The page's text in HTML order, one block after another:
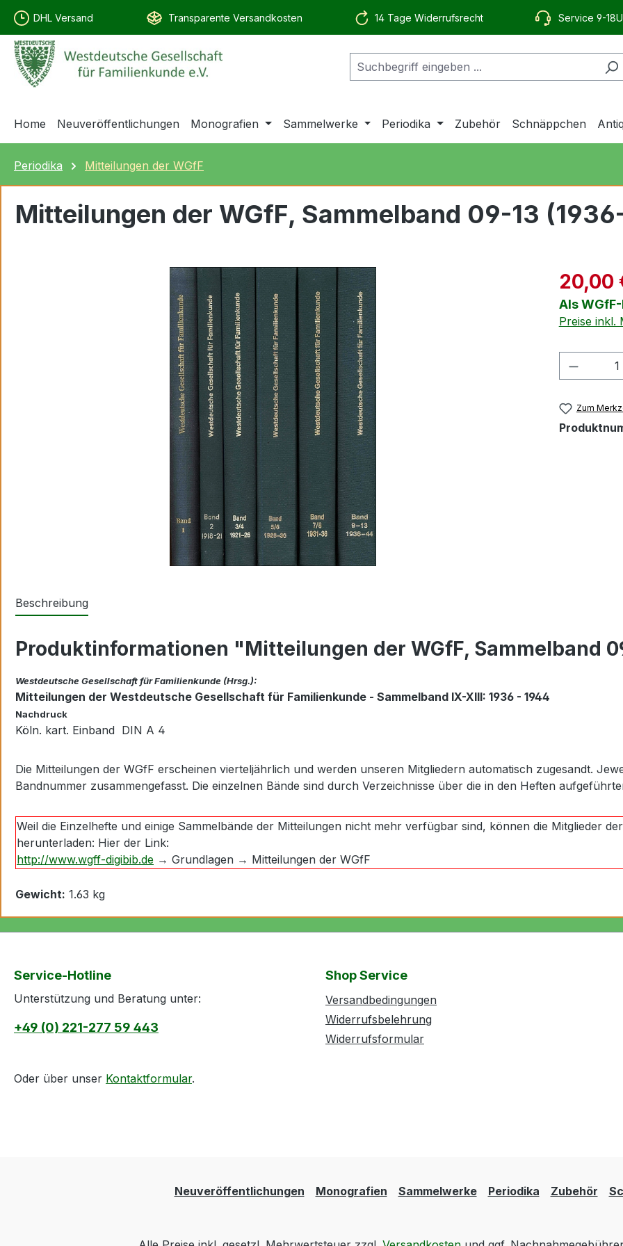
Zur Hauptnavigation springen
DHL Versand Transparente Versandkosten 14 Tage Widerrufsrecht Service 9-
Home Neuveröffentlichungen Monografien Sammelwerke Periodika Zubehör Schnäppchen
Periodika Mitteilungen der WGfF
Mitteilungen der WGfF, Sammelband 09-13
20,00
Als
Preise inkl.
Zum
Beschreibung
Produktinformationen "Mitteilungen der WGfF, Sammelband
Westdeutsche Gesellschaft für Familienkunde (Hrsg.):
Mitteilungen der Westdeutsche Gesellschaft für Familienkunde - Sammelband IX-XIII: 1936 - 1944
Nachdruck
Köln. kart. Einband DIN A 4
Die Mitteilungen der WGfF erscheinen vierteljährlich und werden unseren Mitgliedern automatisch zugesandt.
Bandnummer zusammengefasst. Die einzelnen Bände sind durch Verzeichnisse über die in den Heften
Weil die Einzelhefte und einige Sammelbände der Mitteilungen nicht mehr verfügbar sind, können die Mitglieder
herunterladen: Hier der Link:
http://www.wgff-digibib.de → Grundlagen → Mitteilungen der WGfF
Gewicht: 1.63 kg
Service-Hotline
Unterstützung und Beratung unter:
+49 (0) 221-277 59 443
Oder über unser Kontaktformular.
Shop Service
Versandbedingungen
Widerrufsbelehrung
Widerrufsformular
Neuveröffentlichungen Monografien Sammelwerke Periodika Zubehör